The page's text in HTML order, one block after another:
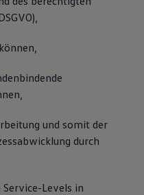
und somit der
durch
Service-Levels in